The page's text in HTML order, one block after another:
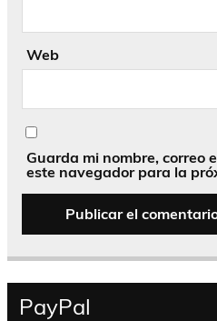
Web
Guarda mi nombre, correo
este navegador para la
PayPal